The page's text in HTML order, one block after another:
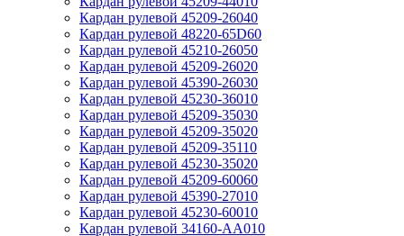
Кардан рулевой 45209-26040
Кардан рулевой 48220-65D60
Кардан рулевой 45210-26050
Кардан рулевой 45209-26020
Кардан рулевой 45390-26030
Кардан рулевой 45230-36010
Кардан рулевой 45209-35030
Кардан рулевой 45209-35020
Кардан рулевой 45209-35110
Кардан рулевой 45230-35020
Кардан рулевой 45209-60060
Кардан рулевой 45390-27010
Кардан рулевой 45230-60010
Кардан рулевой 34160-AA010